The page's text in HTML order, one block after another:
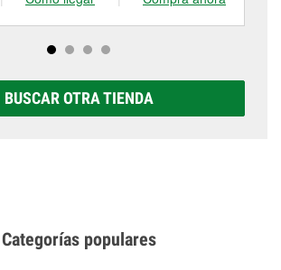
BUSCAR OTRA TIENDA
Categorías populares